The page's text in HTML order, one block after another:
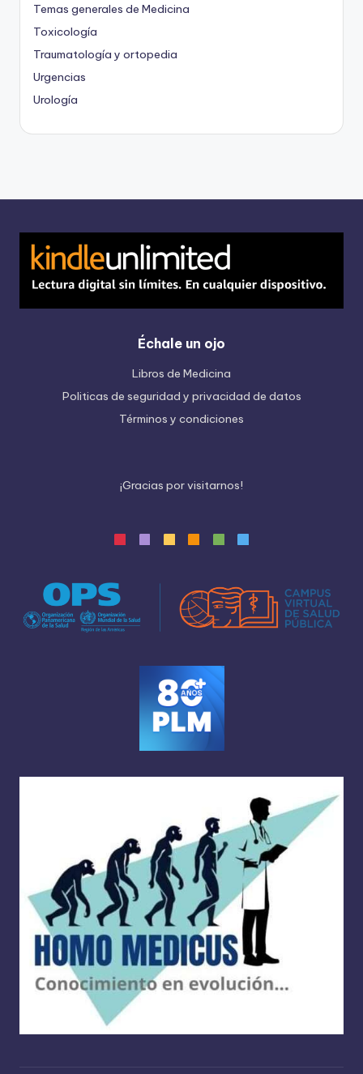
Temas generales de Medicina
Toxicología
Traumatología y ortopedia
Urgencias
Urología
Échale un ojo
Libros de Medicina
Politicas de seguridad y privacidad de datos
Términos y condiciones
¡Gracias porvisitarnos!